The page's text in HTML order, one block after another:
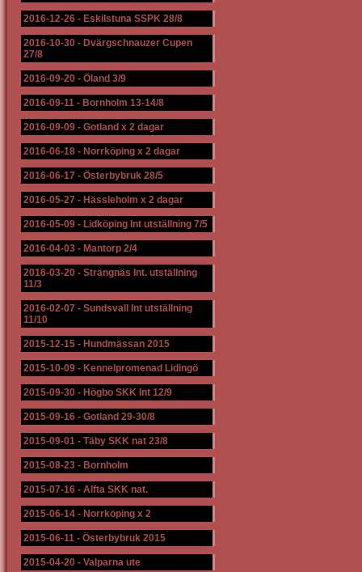
2016-12-26 - Eskilstuna SSPK 28/8
2016-10-30 - Dvärgschnauzer Cupen
27/8
2016-09-20 - Öland 3/9
2016-09-11 - Bornholm 13-14/8
2016-09-09 - Gotland x 2 dagar
2016-06-18 - Norrköping x 2 dagar
2016-06-17 - Österbybruk 28/5
2016-05-27 - Hässleholm x 2 dagar
2016-05-09 - Lidköping Int utställning 7/5
2016-04-03 - Mantorp 2/4
2016-03-20 - Strängnäs Int. utställning
11/3
2016-02-07 - Sundsvall Int utställning
11/10
2015-12-15 - Hundmässan 2015
2015-10-09 - Kennelpromenad Lidingö
2015-09-30 - Högbo SKK Int 12/9
2015-09-16 - Gotland 29-30/8
2015-09-01 - Täby SKK nat 23/8
2015-08-23 - Bornholm
2015-07-16 - Alfta SKK nat.
2015-06-14 - Norrköping x 2
2015-06-11 - Österbybruk 2015
2015-04-20 - Valparna ute